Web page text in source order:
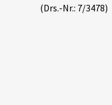
chronik.LE in der Presse
(Drs.-Nr.: 7/3478)